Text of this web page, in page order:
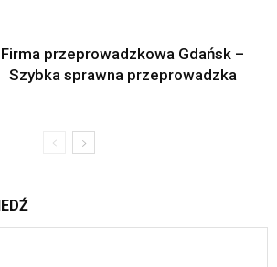
Firma przeprowadzkowa Gdańsk –
Szybka sprawna przeprowadzka